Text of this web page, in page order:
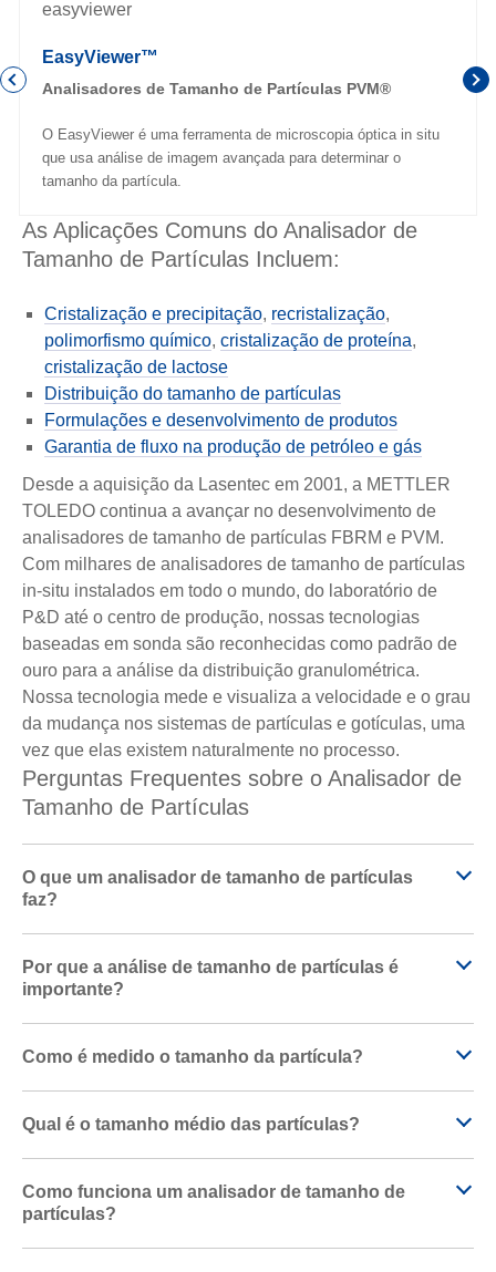
EasyViewer™
Analisadores de Tamanho de Partículas PVM®
O EasyViewer é uma ferramenta de microscopia óptica in situ
que usa análise de imagem avançada para determinar o
tamanho da partícula.
As Aplicações Comuns do Analisador de
Tamanho de Partículas Incluem:
Cristalização e precipitação, recristalização,
polimorfismo químico, cristalização de proteína,
cristalização de lactose
Distribuição do tamanho de partículas
Formulações e desenvolvimento de produtos
Garantia de fluxo na produção de petróleo e gás
Desde a aquisição da Lasentec em 2001, a METTLER
TOLEDO continua a avançar no desenvolvimento de
analisadores de tamanho de partículas FBRM e PVM.
Com milhares de analisadores de tamanho de partículas
in-situ instalados em todo o mundo, do laboratório de
P&D até o centro de produção, nossas tecnologias
baseadas em sonda são reconhecidas como padrão de
ouro para a análise da distribuição granulométrica.
Nossa tecnologia mede e visualiza a velocidade e o grau
da mudança nos sistemas de partículas e gotículas, uma
vez que elas existem naturalmente no processo.
Perguntas Frequentes sobre o Analisador de
Tamanho de Partículas
O que um analisador de tamanho de partículas
faz?
Por que a análise de tamanho de partículas é
importante?
Como é medido o tamanho da partícula?
Qual é o tamanho médio das partículas?
Como funciona um analisador de tamanho de
partículas?